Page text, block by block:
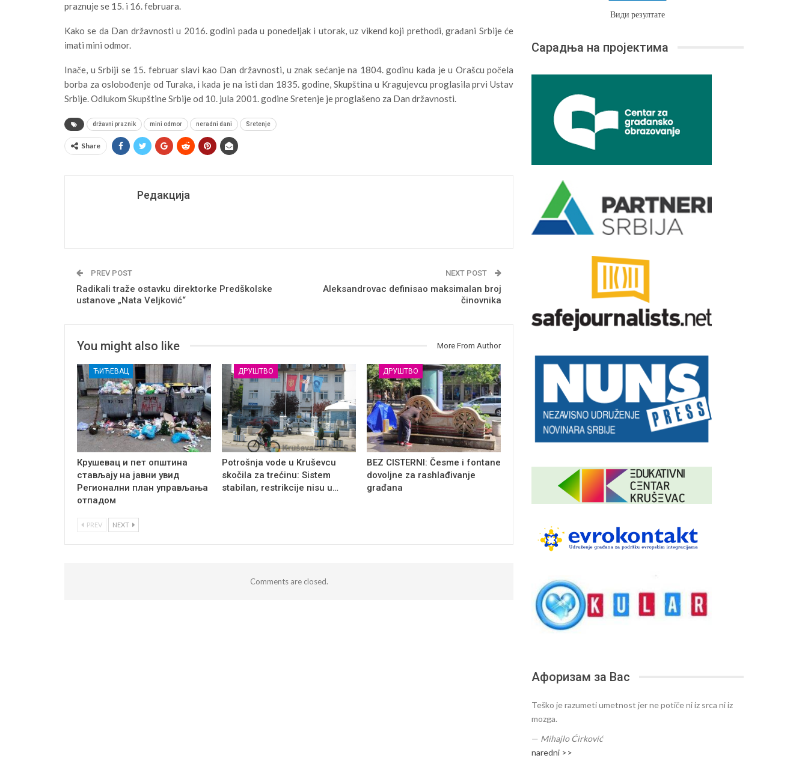
praznuje se 15. i 16. februara.
Kako se da Dan državnosti u 2016. godini pada u ponedeljak i utorak, uz vikend koji prethodi, građani Srbije će
imati mini odmor.
Inače, u Srbiji se 15. februar slavi kao Dan državnosti, u znak sećanje na 1804. godinu kada je u Orašcu počela
borba za oslobođenje od Turaka, i kada je na isti dan 1835. godine, Skupština u Kragujevcu proglasila prvi Ustav
Srbije. Odlukom Skupštine Srbije od 10. jula 2001. godine Sretenje je proglašeno za Dan državnosti.
državni praznik mini odmor neradni dani Sretenje
Share
Редакција
PREV POST
Radikali traže ostavku direktorke Predškolske
ustanove „Nata Veljković“
NEXT POST
Aleksandrovac definisao maksimalan broj
činovnika
You might also like More From Author
ЋИЋЕВАЦ
Крушевац и пет општина
стављају на јавни увид
Регионални план управљања
отпадом
ДРУШТВО
Potrošnja vode u Kruševcu
skočila za trećinu: Sistem
stabilan, restrikcije nisu u…
ДРУШТВО
BEZ CISTERNI: Česme i fontane
dovoljne za rashlađivanje
građana
PREV NEXT
Comments are closed.
Види резултате
Сарадња на пројектима
Афоризам за Вас
Teško je razumeti umetnost jer ne potiče ni iz srca ni iz
mozga.
— Mihajlo Ćirković
naredni >>